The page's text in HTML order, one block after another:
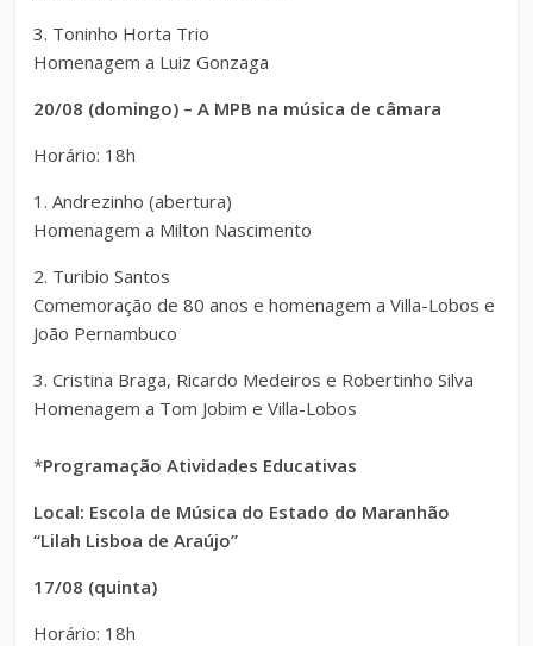
3. Toninho Horta Trio
Homenagem a Luiz Gonzaga
20/08 (domingo) – A MPB na música de câmara
Horário: 18h
1. Andrezinho (abertura)
Homenagem a Milton Nascimento
2. Turibio Santos
Comemoração de 80 anos e homenagem a Villa-Lobos e
João Pernambuco
3. Cristina Braga, Ricardo Medeiros e Robertinho Silva
Homenagem a Tom Jobim e Villa-Lobos
*Programação Atividades Educativas
Local: Escola de Música do Estado do Maranhão
“Lilah Lisboa de Araújo”
17/08 (quinta)
Horário: 18h